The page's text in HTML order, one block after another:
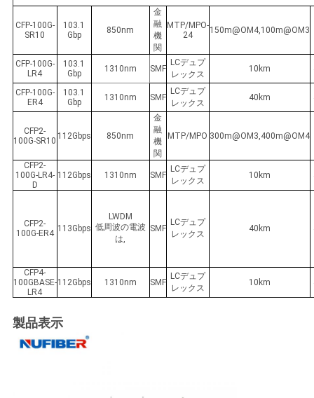
CFP-100G-
SR10
103.1
Gbp
850nm
金
融
機
関
MTP/MPO-
24
150m@OM4,100m@OM3
CFP-100G-
LR4
103.1
Gbp
1310nm SMF
LCデュプ
レックス
10km
CFP-100G-
ER4
103.1
Gbp
1310nm SMF
LCデュプ
レックス
40km
CFP2-
100G-SR10 112Gbps 850nm
金
融
機
関
MTP/MPO 300m@OM3,400m@OM4
CFP2-
100G-LR4-
D
112Gbps 1310nm SMF
LCデュプ
レックス
10km
CFP2-
100G-ER4 113Gbps
LWDM
低周波の電波
は,
SMF
LCデュプ
レックス
40km
CFP4-
100GBASE-
LR4
112Gbps 1310nm SMF
LCデュプ
レックス
10km
製品表示